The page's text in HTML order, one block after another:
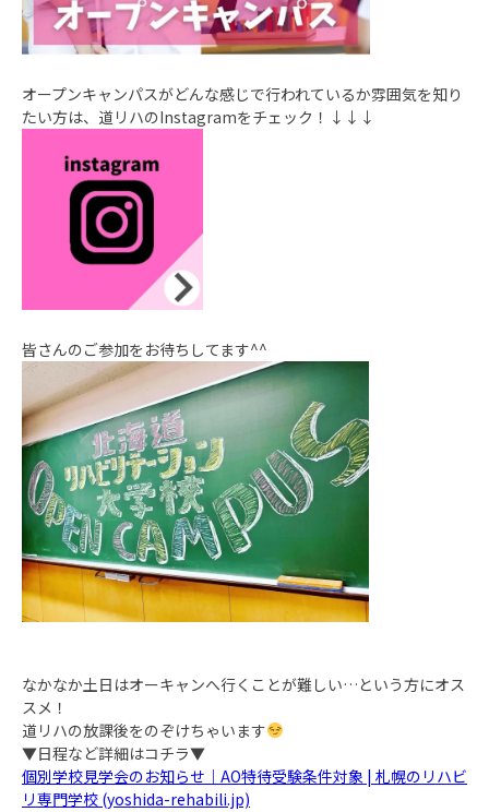
オープンキャンパスがどんな感じで行われているか雰囲気を知り
たい方は、道リハのInstagramをチェック！↓↓↓
皆さんのご参加をお待ちしてます^^
なかなか土日はオーキャンへ行くことが難しい…という方にオス
スメ！
道リハの放課後をのぞけちゃいます
▼日程など詳細はコチラ▼
個別学校見学会のお知らせ｜AO特待受験条件対象 | 札幌のリハビ
リ専門学校 (yoshida-rehabili.jp)